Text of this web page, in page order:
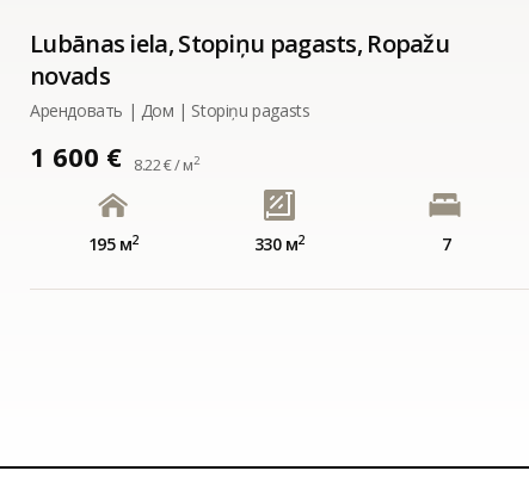
Lubānas iela, Stopiņu pagasts, Ropažu
novads
Арендовать | Дом | Stopiņu pagasts
1 600 € 8.22 € / м2
195 м2 330 м2 7